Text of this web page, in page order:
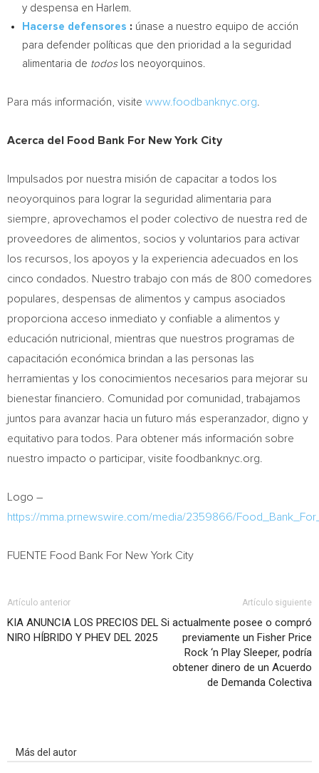
y despensa en Harlem.
Hacerse defensores : únase a nuestro equipo de acción
para defender políticas que den prioridad a la seguridad
alimentaria de todos los neoyorquinos.
Para más información, visite www.foodbanknyc.org
Acerca del Food Bank For New York City
Impulsados por nuestra misión de capacitar a todos los
neoyorquinos para lograr la seguridad alimentaria para
siempre, aprovechamos el poder colectivo de nuestra red de
proveedores de alimentos, socios y voluntarios para activar
los recursos, los apoyos y la experiencia adecuados en los
cinco condados. Nuestro trabajo con más de 800 comedores
populares, despensas de alimentos y campus asociados
proporciona acceso inmediato y confiable a alimentos y
educación nutricional, mientras que nuestros programas de
capacitación económica brindan a las personas las
herramientas y los conocimientos necesarios para mejorar su
bienestar financiero. Comunidad por comunidad, trabajamos
juntos para avanzar hacia un futuro más esperanzador, digno y
equitativo para todos. Para obtener más información sobre
nuestro impacto o participar, visite foodbanknyc.org.
Logo –
https://mma.prnewswire.com/media/2359866/
FUENTE Food Bank For New York City
Artículo anterior
KIA ANUNCIA LOS PRECIOS DEL
NIRO HÍBRIDO Y PHEV DEL 2025
Artículo siguiente
Si actualmente posee o compró
previamente un Fisher Price
Rock ‘n Play Sleeper, podría
obtener dinero de un Acuerdo
de Demanda Colectiva
Más del autor